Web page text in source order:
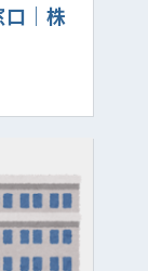
｜株